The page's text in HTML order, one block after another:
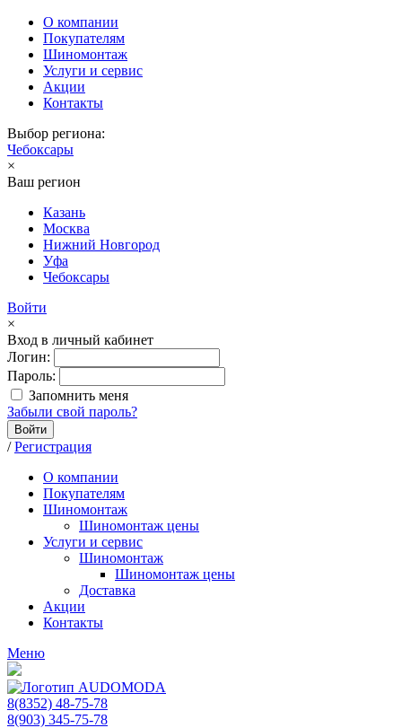
О компании
Покупателям
Шиномонтаж
Услуги и сервис
Акции
Контакты
Выбор региона:
Чебоксары
×
Ваш регион
Казань
Москва
Нижний Новгород
Уфа
Чебоксары
Войти
×
Вход в личный кабинет
Логин:
Пароль:
Запомнить меня
Забыли свой пароль?
Войти
/ Регистрация
О компании
Покупателям
Шиномонтаж
Шиномонтаж цены
Услуги и сервис
Шиномонтаж
Шиномонтаж цены
Доставка
Акции
Контакты
Меню
8(8352) 48-75-78
8(903) 345-75-78